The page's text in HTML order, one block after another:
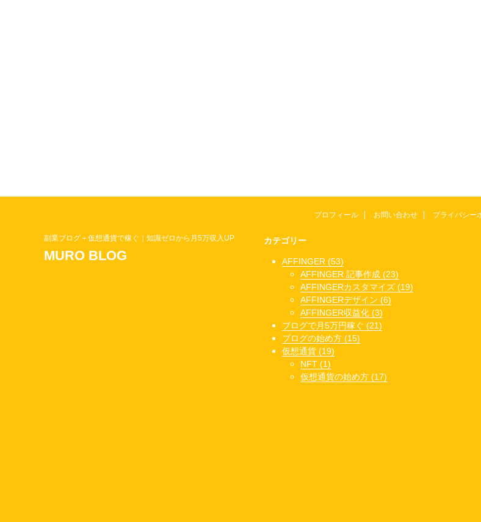
プロフィール お問い合わせ プライバシー
カテゴリー
AFFINGER (53)
AFFINGER 記事作成 (23)
AFFINGERカスタマイズ (19)
AFFINGERデザイン (6)
AFFINGER収益化 (3)
ブログで月5万円稼ぐ (21)
ブログの始め方 (15)
仮想通貨 (19)
NFT (1)
仮想通貨の始め方 (17)
副業ブログ＋仮想通貨で稼ぐ｜知識ゼロから月5万収入UP
MURO BLOG